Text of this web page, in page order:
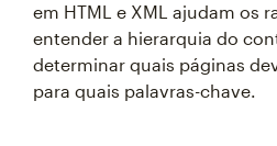
em HTML e XML ajudam os
entender a hierarquia do
determinar quais páginas
para quais palavras-chave.